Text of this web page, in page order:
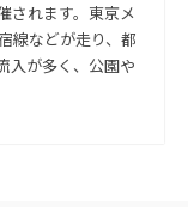
されます。東京メ
線などが走り、都
入が多く、公園や